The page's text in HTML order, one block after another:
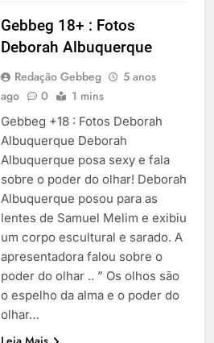
Gebbeg 18+ : Fotos
Deborah Albuquerque
Redação Gebbeg
5 anos
ago
0 1 mins
Gebbeg +18 : Fotos Deborah
Albuquerque Deborah
Albuquerque posa sexy e fala
sobre o poder do olhar! Deborah
Albuquerque posou para as
lentes de Samuel Melim e exibiu
um corpo escultural e sarado. A
apresentadora falou sobre o
poder do olhar .. ” Os olhos são
o espelho da alma e o poder do
olhar…